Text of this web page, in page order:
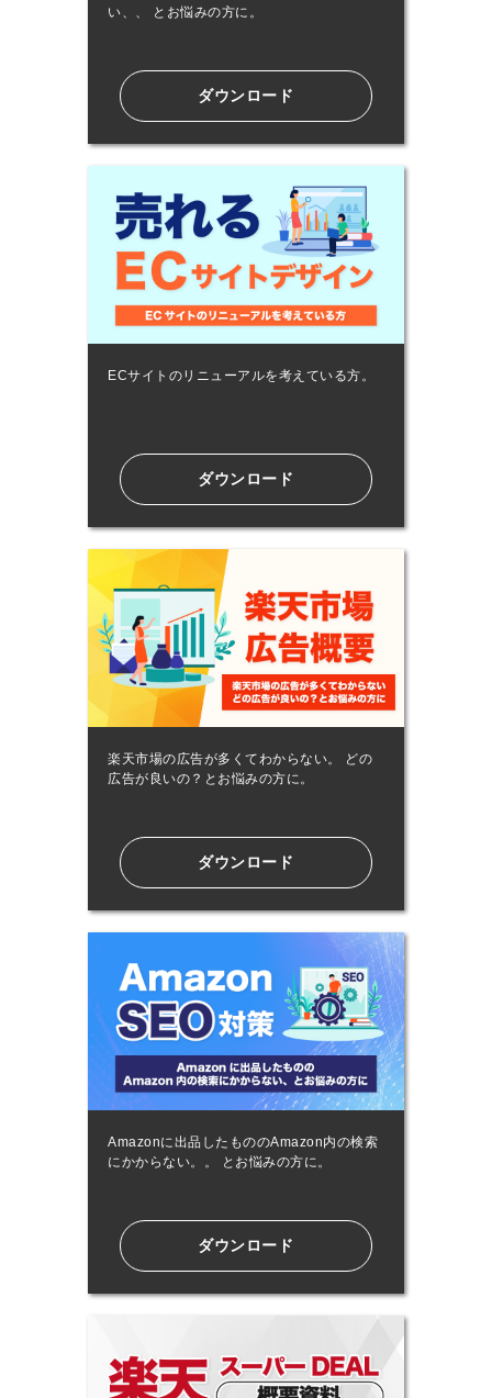
い、、 とお悩みの方に。
ダウンロード
ECサイトのリニューアルを考えている⽅。
ダウンロード
楽天市場の広告が多くてわからない。 どの
広告が良いの？とお悩みの方に。
ダウンロード
Amazonに出品したもののAmazon内の検索
にかからない。。 とお悩みの方に。
ダウンロード